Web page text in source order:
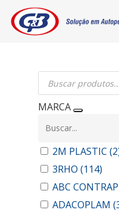
Pesquisar
produtos
MARCA
2M PLASTIC
3RHO (114)
ABC
ADACOPLAM